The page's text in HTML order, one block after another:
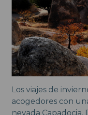
Los viajes de
acogedores con
nevada